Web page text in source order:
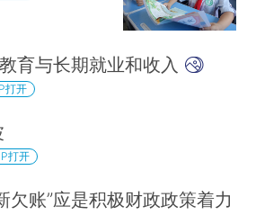
育与长期就业和收入
打开
打开
欠账”应是积极财政政策着力